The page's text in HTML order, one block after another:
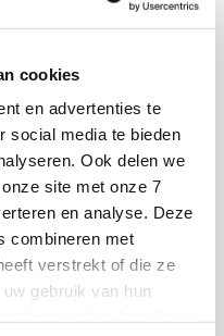
cookies
en advertenties te
social media te bieden
Ook delen we
site met onze 7
en analyse. Deze
combineren met
verstrekt of die ze
gebruik van hun
look and feel van
live gegaan. Deze zijn
doorlopen.
formulier was het
ontwikkelaar aan
proces is volledig door
go-live. In overleg met